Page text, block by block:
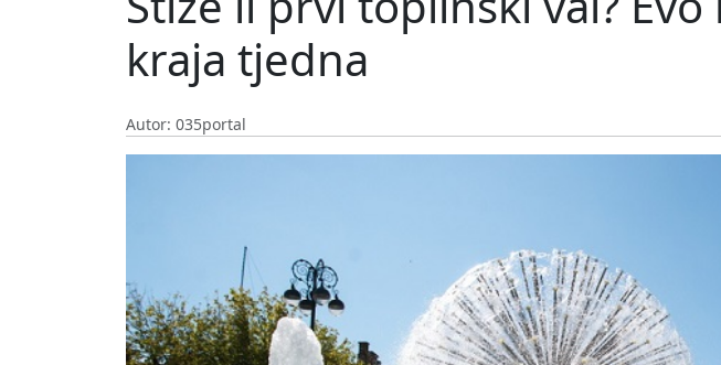
kraja tjedna
Autor: 035portal